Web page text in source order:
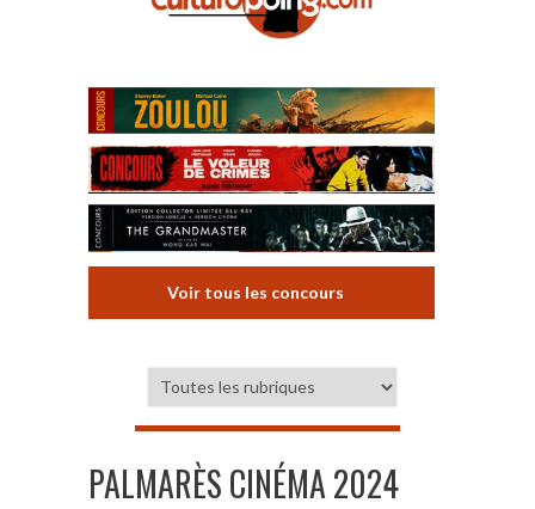
Voir tous les concours
PALMARÈS CINÉMA 2024